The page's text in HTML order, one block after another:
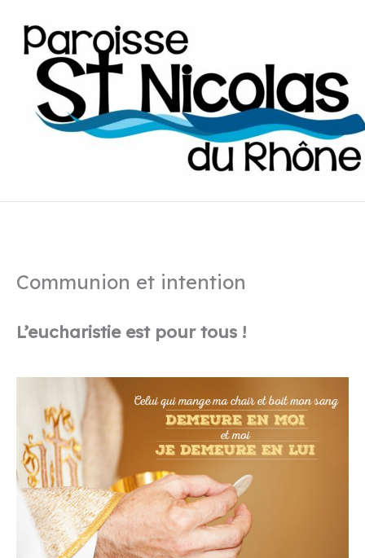
contenu
Communion et intention
L’eucharistie est pour tous !